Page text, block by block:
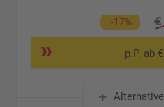
-17% €
p.P. ab €